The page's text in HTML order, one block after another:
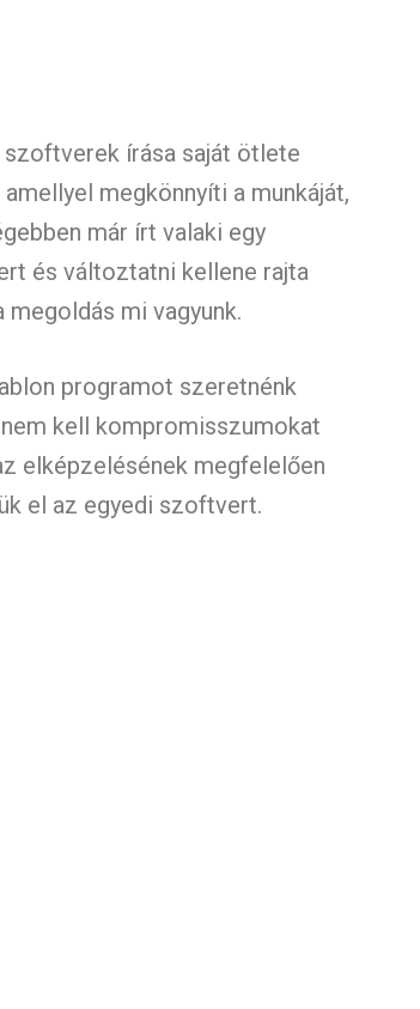
szoftverek írása saját ötlete
amellyel megkönnyíti a munkáját,
már írt valaki egy
és változtatni kellene rajta
megoldás mi vagyunk.
programot szeretnénk
kell kompromisszumokat
elképzelésének megfelelően
el az egyedi szoftvert.